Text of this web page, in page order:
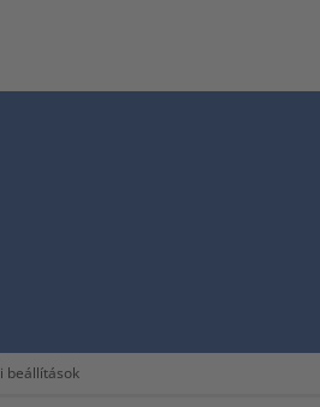
beállítások